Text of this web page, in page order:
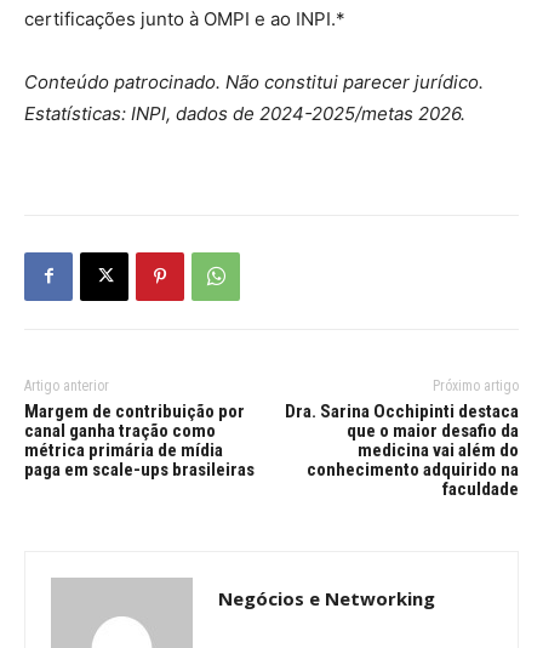
certificações junto à OMPI e ao INPI.*
Conteúdo patrocinado. Não constitui parecer jurídico.
Estatísticas: INPI, dados de 2024-2025/metas 2026.
Artigo anterior
Margem de contribuição por
canal ganha tração como
métrica primária de mídia
paga em scale-ups brasileiras
Próximo artigo
Dra. Sarina Occhipinti destaca
que o maior desafio da
medicina vai além do
conhecimento adquirido na
faculdade
Negócios e Networking